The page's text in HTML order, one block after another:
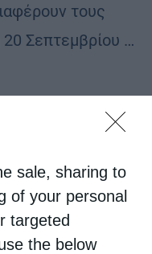
sale, sharing to
of your personal
targeted
the below
τους
Σεπτεμβρίου …